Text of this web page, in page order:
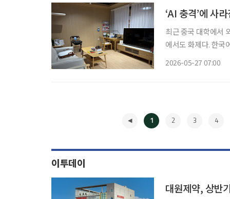
‘AI 충격’에 사
최근 중국 대학에서
에서도 화제다. 한국
2026-05-27 07:00
1 2 3 4
이투데이
대원제약, 상